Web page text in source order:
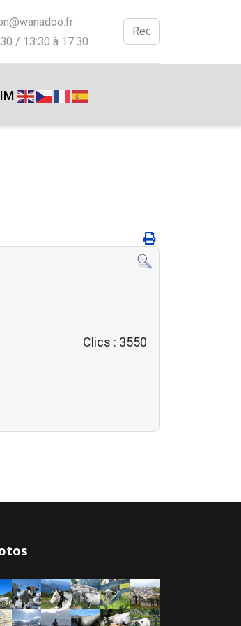
/ 13:30 à 17:30
Valider
Clics : 3550